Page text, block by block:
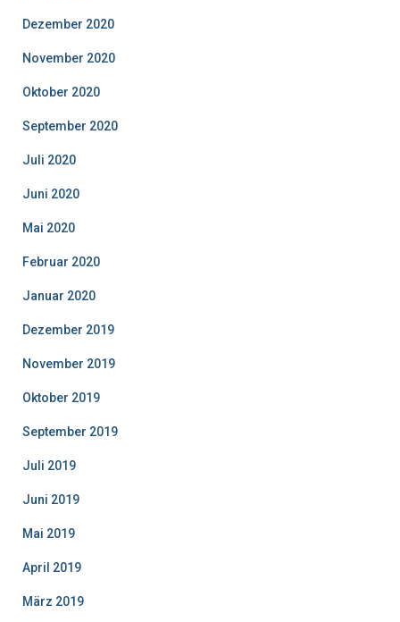
Dezember 2020
November 2020
Oktober 2020
September 2020
Juli 2020
Juni 2020
Mai 2020
Februar 2020
Januar 2020
Dezember 2019
November 2019
Oktober 2019
September 2019
Juli 2019
Juni 2019
Mai 2019
April 2019
März 2019